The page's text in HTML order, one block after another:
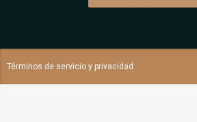
Términos de servicio y privacidad